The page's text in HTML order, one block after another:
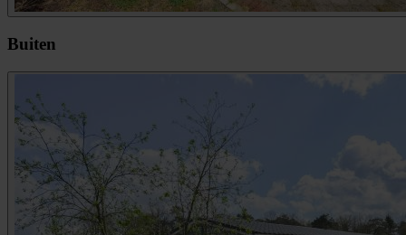
Buiten